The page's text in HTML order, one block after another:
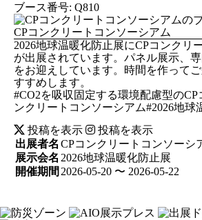
ブース番号: Q810
CPコンクリートコンソーシアム
2026地球温暖化防止展にCPコンクリ
が出展されています。パネル展示、
をお迎えしています。時間を作って
すすめします。
#CO2を吸収固定する環境配慮型のCP
ンクリートコンソーシアム#2026地球
投稿を表示
投稿を表示
出展者名 CPコンクリートコンソーシ
展示会名 2026地球温暖化防止展
開催期間 2026-05-20 〜 2026-05-22